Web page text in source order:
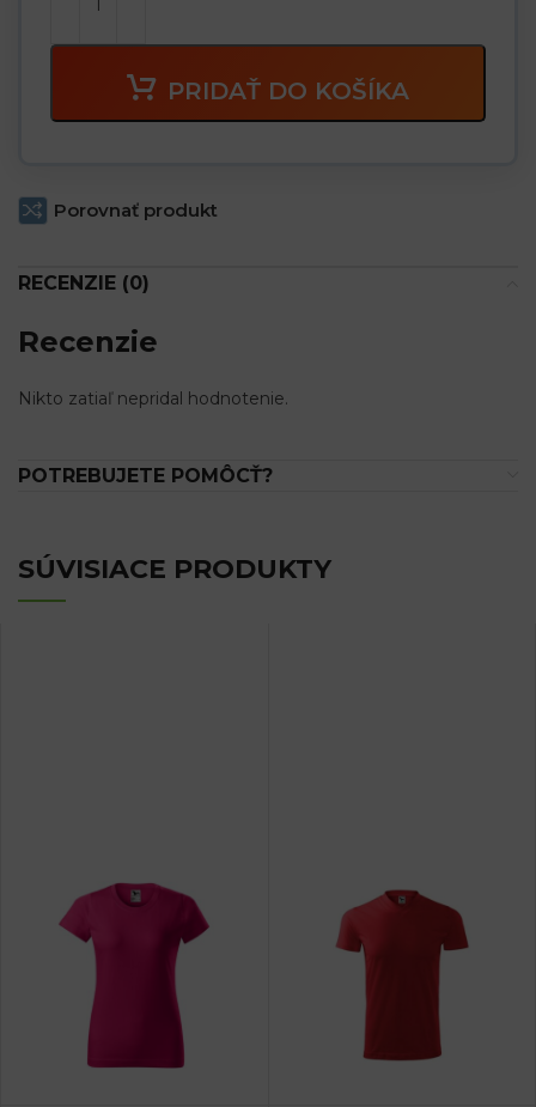
PRIDAŤ DO KOŠÍKA
Porovnať produkt
RECENZIE (0)
Recenzie
Nikto zatiaľ nepridal hodnotenie.
POTREBUJETE POMÔCŤ?
SÚVISIACE PRODUKTY